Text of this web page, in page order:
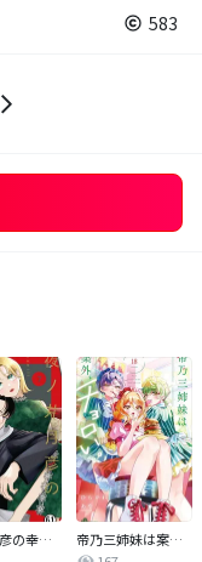
583
夜ノ井月彦の幸せな地獄
帝乃三姉妹は案外、チョロい。